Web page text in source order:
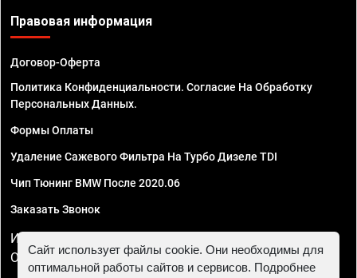
Правовая информация
Договор-Оферта
Политика Конфиденциальности. Согласие На Обработку
Персональных Данных.
Формы Оплаты
Удаление Сажевого Фильтра На Турбо Дизеле TDI
Чип Тюнинг BMW После 2020.06
Заказать Звонок
ИП Смирнов Георгий Павлович. ИНН 781302555843,
ОГРНИП 324470400032610
Сайт использует файлы cookie. Они необходимы для
оптимальной работы сайтов и сервисов. Подробнее